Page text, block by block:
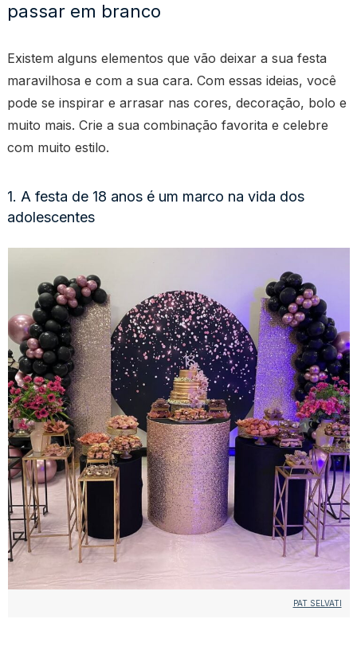
passar em branco
Existem alguns elementos que vão deixar a sua festa
maravilhosa e com a sua cara. Com essas ideias, você
pode se inspirar e arrasar nas cores, decoração, bolo e
muito mais. Crie a sua combinação favorita e celebre
com muito estilo.
1. A festa de 18 anos é um marco na vida dos
adolescentes
PAT SELVATI